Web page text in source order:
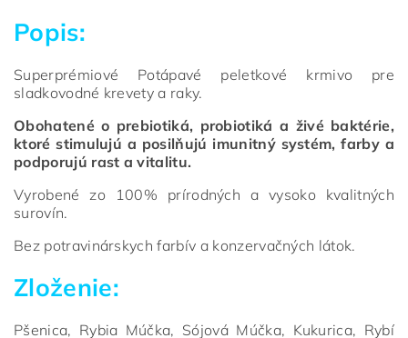
Popis:
Superprémiové Potápavé peletkové krmivo pre
sladkovodné krevety a raky.
Obohatené o prebiotiká, probiotiká a živé baktérie,
ktoré stimulujú a posilňujú imunitný systém, farby a
podporujú rast a vitalitu.
Vyrobené zo 100% prírodných a vysoko kvalitných
surovín.
Bez potravinárskych farbív a konzervačných látok.
Zloženie:
Pšenica, Rybia Múčka, Sójová Múčka, Kukurica, Rybí